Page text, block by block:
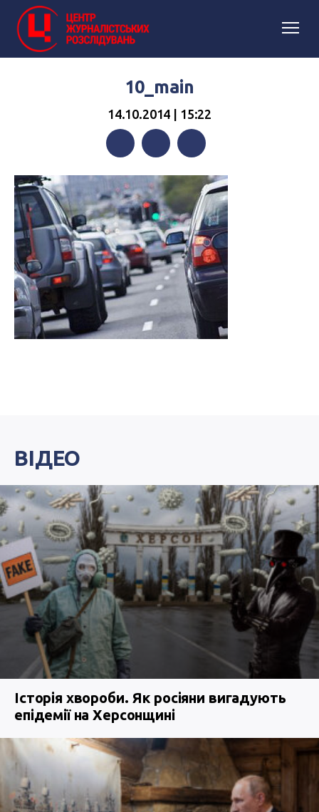
10_main
14.10.2014 | 15:22
ВІДЕО
Історія хвороби. Як росіяни вигадують
епідемії на Херсонщині